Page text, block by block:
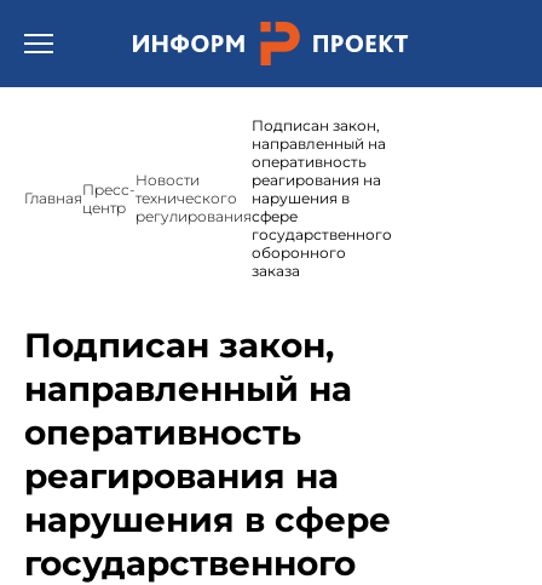
Открыть бургер меню.
ГлавнаяПресс-
центр
Новости
технического
регулирования
Подписан закон,
направленный на
оперативность
реагирования на
нарушения в
сфере
государственного
оборонного
заказа
Подписан закон,
направленный на
оперативность
реагирования на
нарушения в сфере
государственного